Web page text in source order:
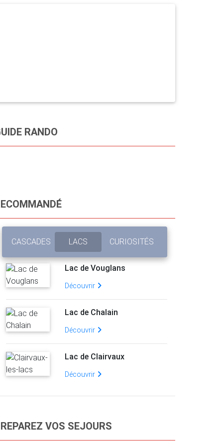
RANDO
CASCADES LACS CURIOSITÉS
Lac de Vouglans
Découvrir
Lac de Chalain
Découvrir
Lac de Clairvaux
Découvrir
VOS SEJOURS